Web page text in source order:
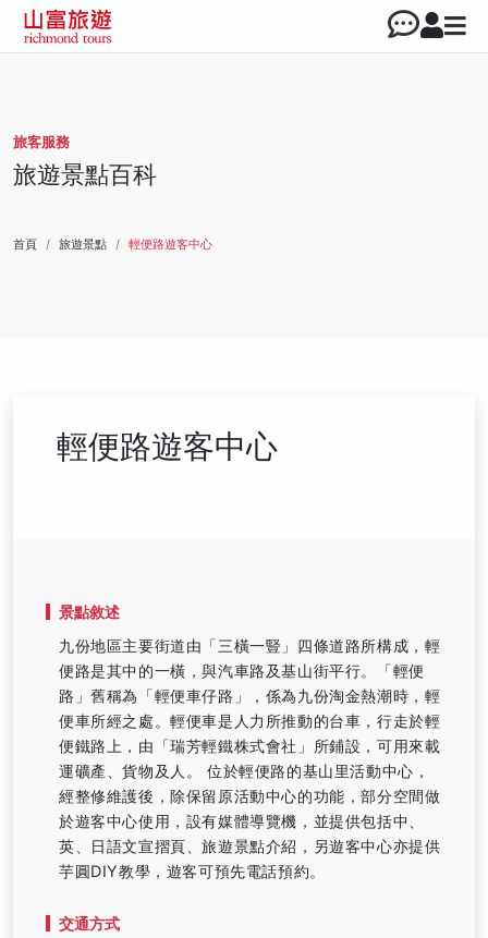
旅客服務
旅遊景點百科
首頁 旅遊景點 輕便路遊客中心
輕便路遊客中心
景點敘述
九份地區主要街道由「三橫一豎」四條道路所構成，輕
便路是其中的一橫，與汽車路及基山街平行。「輕便
路」舊稱為「輕便車仔路」，係為九份淘金熱潮時，輕
便車所經之處。輕便車是人力所推動的台車，行走於輕
便鐵路上，由「瑞芳輕鐵株式會社」所鋪設，可用來載
運礦產、貨物及人。 位於輕便路的基山里活動中心，
經整修維護後，除保留原活動中心的功能，部分空間做
於遊客中心使用，設有媒體導覽機，並提供包括中、
英、日語文宣摺頁、旅遊景點介紹，另遊客中心亦提供
芋圓DIY教學，遊客可預先電話預約。
交通方式